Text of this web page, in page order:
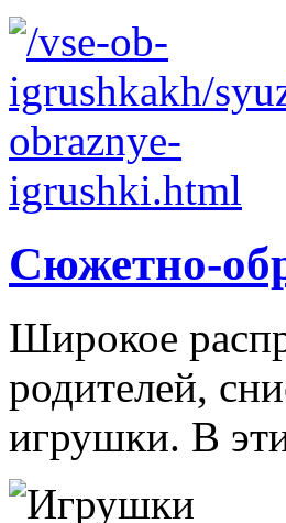
Сюжетно-
Широкое
родителей,
игрушки. В